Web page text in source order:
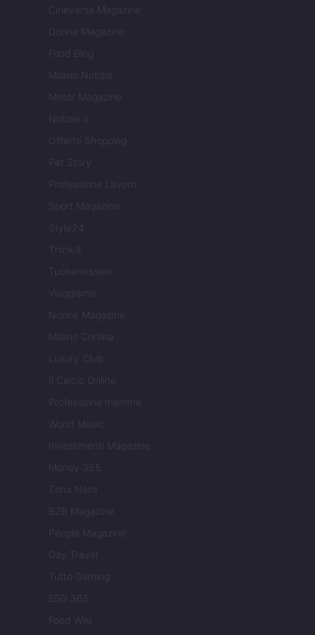
Cineverse Magazine
Donne Magazine
Food Blog
Milano Notizie
Motor Magazine
Notizie.it
Offerte Shopping
Pet Story
Professione Lavoro
Sport Magazine
Style24
Think.it
Tuobenessere
Viaggiamo
Nonne Magazine
Milano Cortina
Luxury Club
Il Calcio Online
Professione mamma
World Music
Investimenti Magazine
Money 365
Zona Nerd
B2B Magazine
People Magazine
Day Travel
Tutto Gaming
ESG 365
Food Wiki